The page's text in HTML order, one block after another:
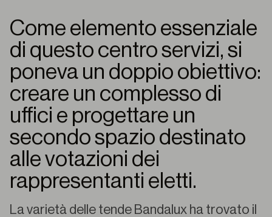
Come elemento essenziale
di questo centro servizi, si
poneva un doppio obiettivo:
creare un complesso di
uffici e progettare un
secondo spazio destinato
alle votazioni dei
rappresentanti eletti.
La varietà delle tende Bandalux ha trovato il